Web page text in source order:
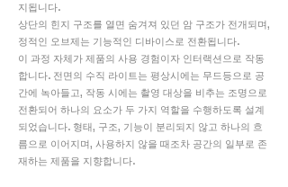
지됩니다.
상단의 힌지 구조를 열면 숨겨져 있던 암 구조가 전개되며,
정적인 오브제는 기능적인 디바이스로 전환됩니다.
이 과정 자체가 제품의 사용 경험이자 인터랙션으로 작동
합니다. 전면의 수직 라이트는 평상시에는 무드등으로 공
간에 녹아들고, 작동 시에는 촬영 대상을 비추는 조명으로
전환되어 하나의 요소가 두 가지 역할을 수행하도록 설계
되었습니다. ​형태, 구조, 기능이 분리되지 않고 하나의 흐
름으로 이어지며, 사용하지 않을 때조차 공간의 일부로 존
재하는 제품을 지향합니다.